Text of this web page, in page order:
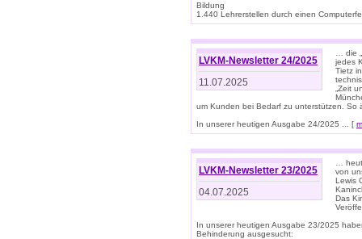
Bildung
1.440 Lehrerstellen durch einen
LVKM-Newsletter 24/2025
11.07.2025
… die
jedes
Tietz
„Zeit
um Kunden bei Bedarf zu unterstützen.
In unserer heutigen Ausgabe 24/2025 ... [
LVKM-Newsletter 23/2025
04.07.2025
…
von
Lewis
Das
In unserer heutigen Ausgabe 23/2025
Behinderung ausgesucht: